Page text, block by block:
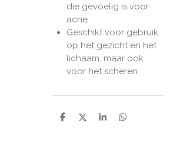
die gevoelig is voor
acne.
Geschikt voor gebruik
op het gezicht en het
lichaam, maar ook
voor het scheren.
D
D
S
D